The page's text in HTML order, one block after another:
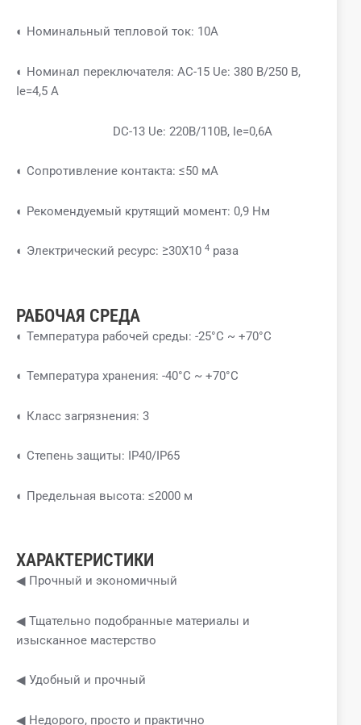
◐ Номинальный тепловой ток: 10А
◐ Номинал переключателя: AC-15 Ue: 380 В/250 В,
Ie=4,5 А
DC-13 Ue: 220В/110В, Ie=0,6A
◐ Сопротивление контакта: ≤50 мА
◐ Рекомендуемый крутящий момент: 0,9 Нм
◐ Электрический ресурс: ≥30X10 4 раза
РАБОЧАЯ СРЕДА
◐ Температура рабочей среды: -25°C ~ +70°C
◐ Температура хранения: -40°C ~ +70°C
◐ Класс загрязнения: 3
◐ Степень защиты: IP40/IP65
◐ Предельная высота: ≤2000 м
ХАРАКТЕРИСТИКИ
◀ Прочный и экономичный
◀ Тщательно подобранные материалы и
изысканное мастерство
◀ Удобный и прочный
◀ Недорого, просто и практично